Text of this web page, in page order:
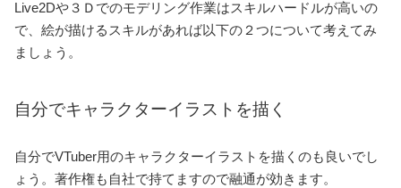
Live2Dや３Ｄでのモデリング作業はスキルハードルが高いの
で、絵が描けるスキルがあれば以下の２つについて考えてみ
ましょう。
自分でキャラクターイラストを描く
自分でVTuber用のキャラクターイラストを描くのも良いでし
ょう。著作権も自社で持てますので融通が効きます。